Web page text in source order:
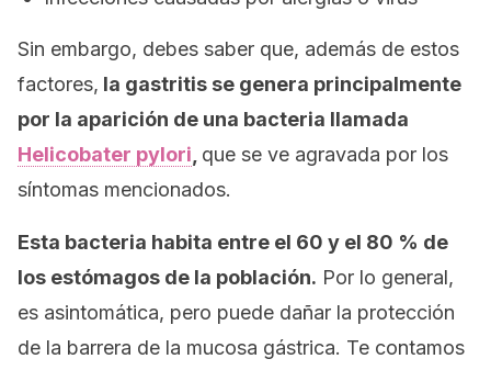
Sin embargo, debes saber que, además de estos
factores, la gastritis se genera principalmente
por la aparición de una bacteria llamada
Helicobater pylori que se ve agravada por los
síntomas mencionados.
Esta bacteria habita entre el 60 y el 80 % de
los estómagos de la población. Por lo general,
es asintomática, pero puede dañar la protección
de la barrera de la mucosa gástrica. Te contamos